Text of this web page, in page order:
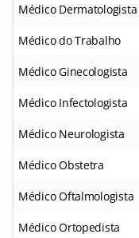
Médico Dermatologista
Médico do Trabalho
Médico Ginecologista
Médico Infectologista
Médico Neurologista
Médico Obstetra
Médico Oftalmologista
Médico Ortopedista